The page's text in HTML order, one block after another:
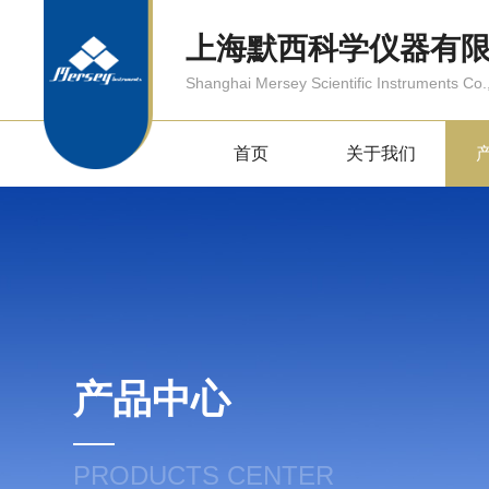
上海默西科学仪器有
Shanghai Mersey Scientific Instruments
首页 关于我们
产品中心
PRODUCTS CENTER